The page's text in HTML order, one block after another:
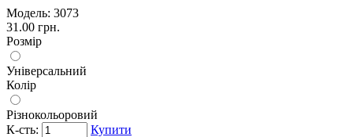
Модель: 3073
31.00 грн.
Розмір
Універсальний
Колір
Різнокольоровий
К-сть:
Купити